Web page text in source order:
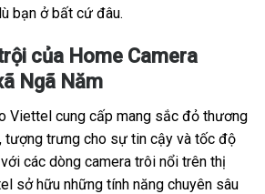
bạn ở bất cứ đâu.
của Home Camera
Ngã Năm
Viettel cung cấp mang sắc đỏ thương
tượng trưng cho sự tin cậy và tốc độ
các dòng camera trôi nổi trên thị
sở hữu những tính năng chuyên sâu